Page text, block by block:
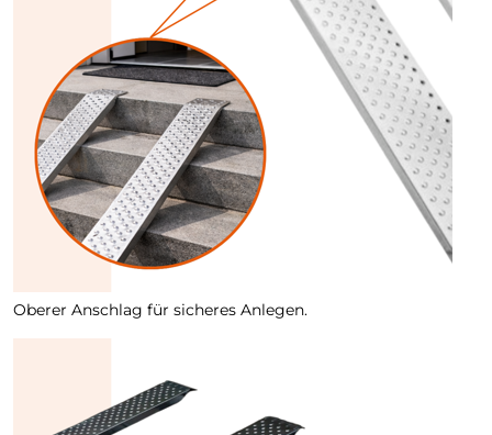
Oberer Anschlag für sicheres Anlegen.